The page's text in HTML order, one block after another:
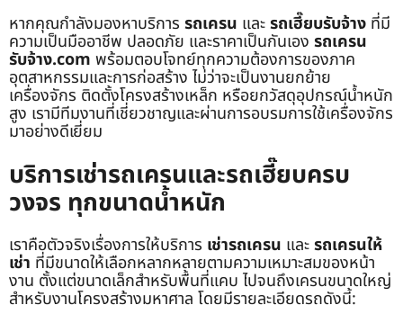
หากคุณกำลังมองหาบริการ รถเครน และรถเฮี๊ยบรับจ้าง ที่มี
ความเป็นมืออาชีพ ปลอดภัย และราคาเป็นกันเอง รถเครน
รับจ้าง.com พร้อมตอบโจทย์ทุกความต้องการของภาค
อุตสาหกรรมและการก่อสร้าง ไม่ว่าจะเป็นงานยกย้าย
เครื่องจักร ติดตั้งโครงสร้างเหล็ก หรือยกวัสดุอุปกรณ์น้ำหนัก
สูง เรามีทีมงานที่เชี่ยวชาญและผ่านการอบรมการใช้เครื่องจักร
มาอย่างดีเยี่ยม
บริการเช่ารถเครนและรถเฮี๊ยบครบ
วงจร ทุกขนาดน้ำหนัก
เราคือตัวจริงเรื่องการให้บริการ เช่ารถเครน และรถเครนให้
เช่า ที่มีขนาดให้เลือกหลากหลายตามความเหมาะสมของหน้า
งาน ตั้งแต่ขนาดเล็กสำหรับพื้นที่แคบ ไปจนถึงเครนขนาดใหญ่
สำหรับงานโครงสร้างมหาศาล โดยมีรายละเอียดรถดังนี้: